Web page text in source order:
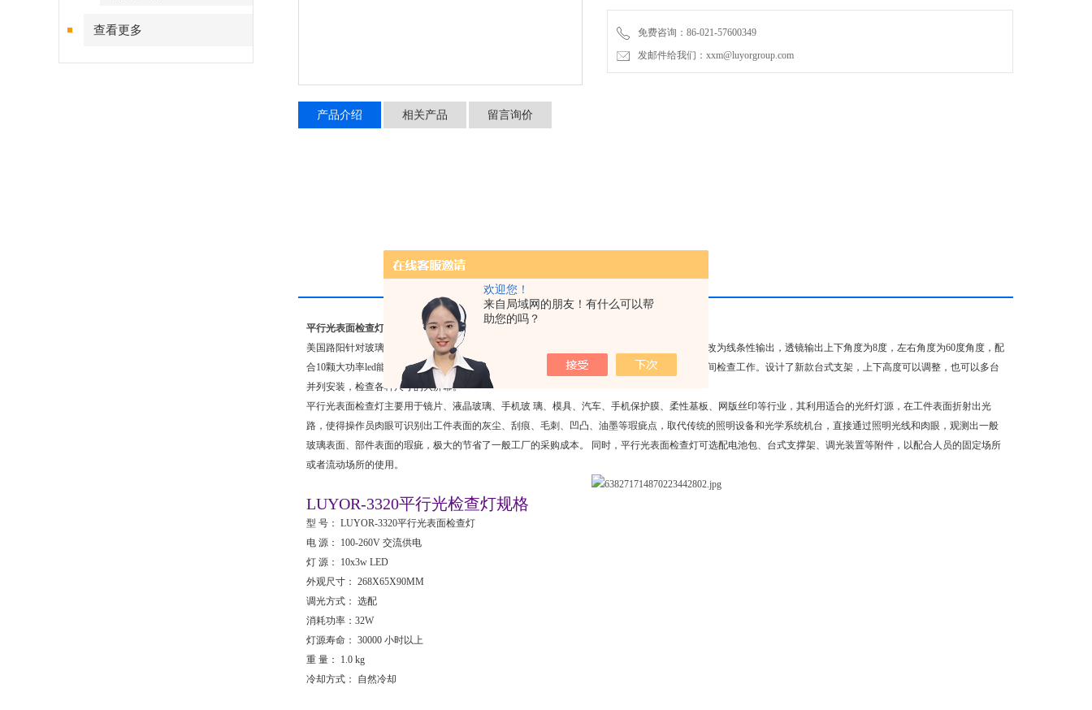
欢迎您！
来自局域网的朋友！有什么可以帮
助您的吗？
查看更多
一般工厂的采购成本。产品主要用于镜片、液晶玻璃、手机玻 璃、模具、汽车、手机保护膜、
柔性基板、网版丝印等行业。
免费咨询：86-021-57600349
发邮件给我们：xxm@luyorgroup.com
产品介绍 相关产品 留言询价
平行光表面检查灯瑕疵检测灯
美国路阳针对玻璃屏幕检查重新设计了新款LED线性透镜，此款透镜将led发射出的圆形光斑更改为线条性输出，透镜输出上下角度为8度，左右角度为60度角度，配
合10颗大功率led能够输出的光斑为30x1.5cm，光束集中，不照射检查人员眼睛，能够满足长时间检查工作。设计了新款台式支架，上下高度可以调整，也可以多台
并列安装，检查各种尺寸的大屏幕。
平行光表面检查灯主要用于镜片、液晶玻璃、手机玻 璃、模具、汽车、手机保护膜、柔性基板、网版丝印等行业，其利用适合的光纤灯源，在工件表面折射出光
路，使得操作员肉眼可识别出工件表面的灰尘、刮痕、毛刺、凹凸、油墨等瑕疵点，取代传统的照明设备和光学系统机台，直接通过照明光线和肉眼，观测出一般
玻璃表面、部件表面的瑕疵，极大的节省了一般工厂的采购成本。 同时，平行光表面检查灯可选配电池包、台式支撑架、调光装置等附件，以配合人员的固定场所
或者流动场所的使用。
LUYOR-3320平行光检查灯规格
型 号： LUYOR-3320平行光表面检查灯
电 源： 100-260V 交流供电
灯 源： 10x3w LED
外观尺寸： 268X65X90MM
调光方式： 选配
消耗功率：32W
灯源寿命： 30000 小时以上
重 量： 1.0 kg
冷却方式： 自然冷却